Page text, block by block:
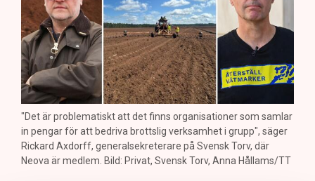
"Det är problematiskt att det finns organisationer som samlar
in pengar för att bedriva brottslig verksamhet i grupp", säger
Rickard Axdorff, generalsekreterare på Svensk Torv, där
Neova är medlem. Bild: Privat, Svensk Torv, Anna Hållams/TT